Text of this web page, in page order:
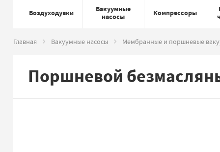
Воздуходувки
Вакуумные
насосы
Компрессоры
Главная Вакуумные насосы Мембранные и поршневые
Поршневой